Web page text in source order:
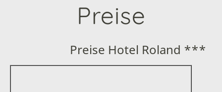
Preise
Preise Hotel Roland ***